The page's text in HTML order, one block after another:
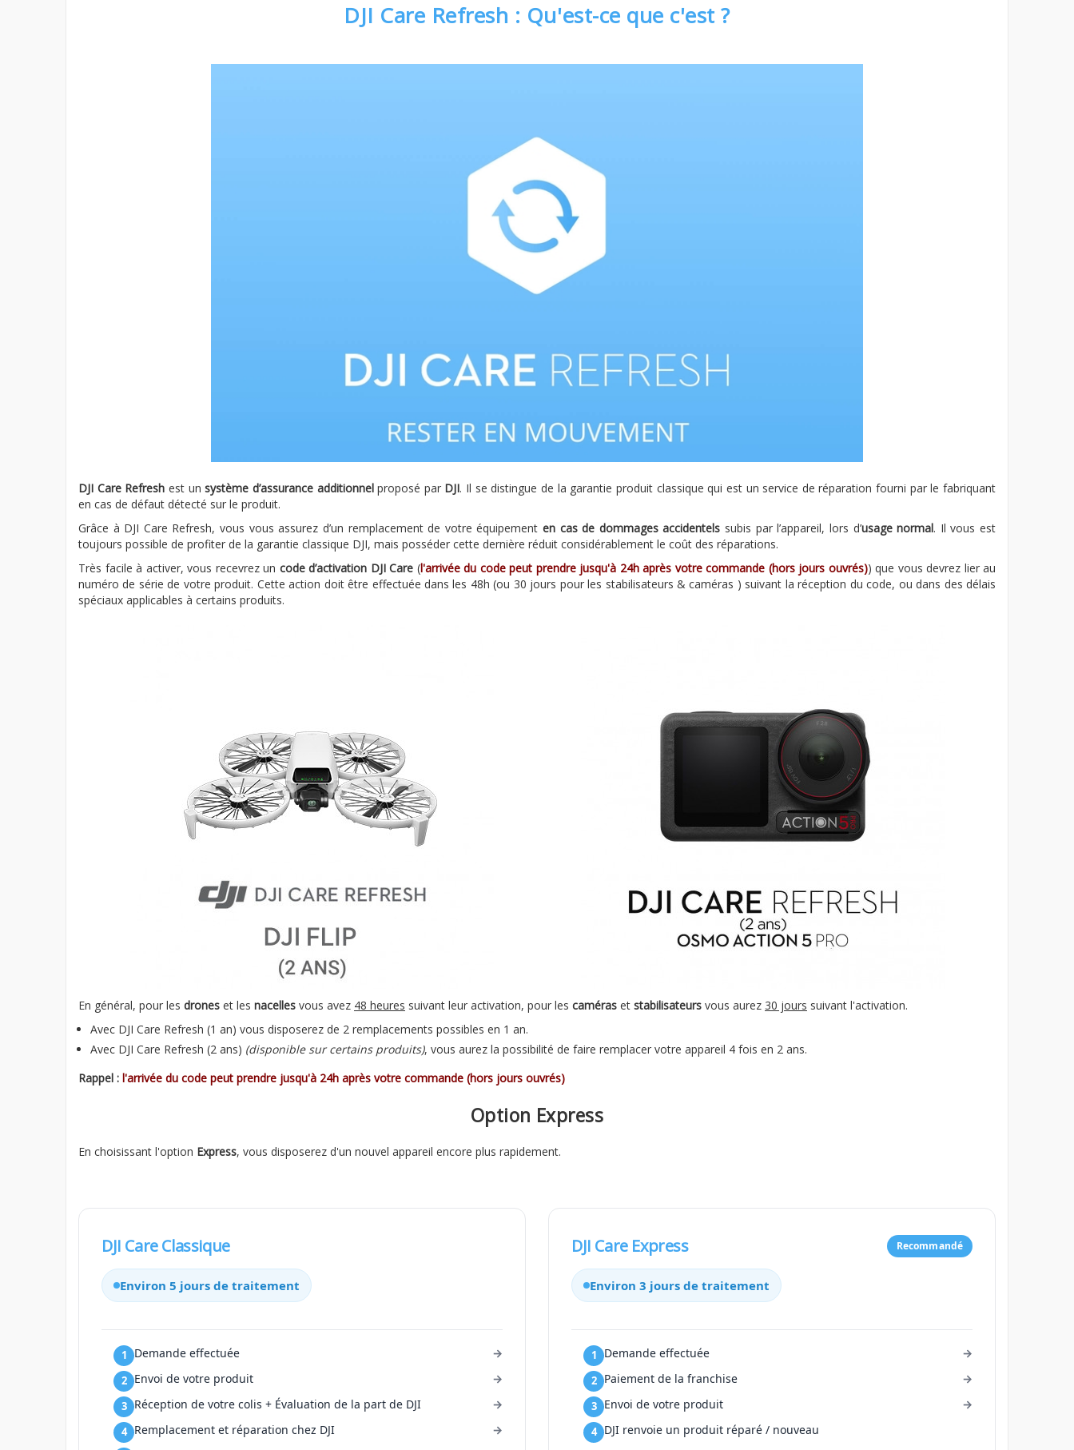
DJI Care Refresh : Qu'est-ce que c'est ?
DJI Care Refresh est unsystème d’assurance additionnelproposé par DJI. Il se distingue de la garantie produit classique qui est un service de réparation fourni par le fabriquant
en cas de défaut détecté sur le produit.
Grâce à DJI Care Refresh, vous vous assurez d’un remplacement de votre équipement en cas de dommages accidentels subis par l’appareil, lors d’usage normal. Il vous est
toujours possible de profiter de la garantie classique DJI, mais posséder cette dernière réduit considérablement le coût des réparations.
Très facile à activer, vous recevrez un code d’activation DJI Care (l'arrivée du code peut prendre jusqu'à 24h après votre commande (hors jours ouvrés)) que vous devrez lier au
numéro de série de votre produit. Cette action doit être effectuée dans les 48h (ou 30 jours pour les stabilisateurs & caméras ) suivant la réception du code, ou dans des délais
spéciaux applicables à certains produits.
En général, pour les drones et les nacelles vous avez 48 heures suivant leur activation, pour les caméras et stabilisateurs vous aurez 30 jours suivant l'activation.
Avec DJI Care Refresh (1 an) vous disposerez de 2 remplacements possibles en 1 an.
Avec DJI Care Refresh (2 ans) (disponible sur certains produits), vous aurez la possibilité de faire remplacer votre appareil 4 fois en 2 ans.
Rappel : l'arrivée du code peut prendre jusqu'à 24h après votre commande (hors jours ouvrés)
Option Express
En choisissant l'option Express, vous disposerez d'un nouvel appareil encore plus rapidement.
DJI Care Classique
Environ 5 jours de traitement
Demande effectuée
Envoi de votre produit
Réception de votre colis + Évaluation de la part de DJI
Remplacement et réparation chez DJI
DJI Care Express Recommandé
Environ 3 jours de traitement
Demande effectuée
Paiement de la franchise
Envoi de votre produit
DJI renvoie un produit réparé / nouveau